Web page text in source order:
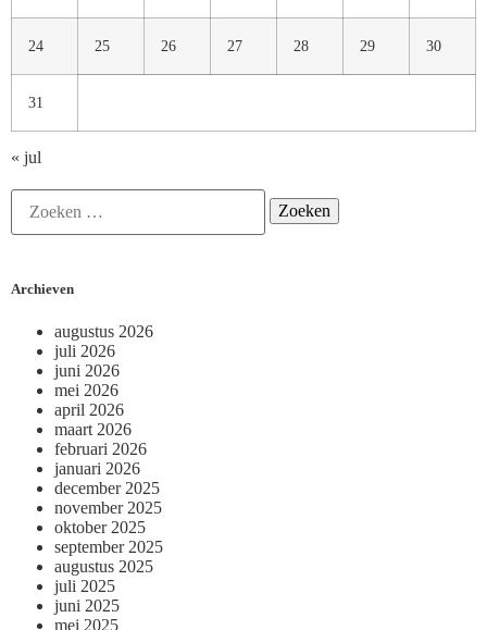
24 25 26 27 28 29 30
31
« jul
Archieven
augustus 2026
juli 2026
juni 2026
mei 2026
april 2026
maart 2026
februari 2026
januari 2026
december 2025
november 2025
oktober 2025
september 2025
augustus 2025
juli 2025
juni 2025
mei 2025